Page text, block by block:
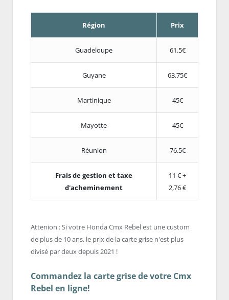
Région Prix
Guadeloupe 61.5€
Guyane 63.75€
Martinique 45€
Mayotte 45€
Réunion 76.5€
Frais de gestion et taxe
d'acheminement
11 € +
2,76 €
Attenion : Si votre Honda Cmx Rebel est une custom
de plus de 10 ans, le prix de la carte grise n'est plus
divisé par deux depuis 2021 !
Commandez la carte grise de votre Cmx
Rebel en ligne!